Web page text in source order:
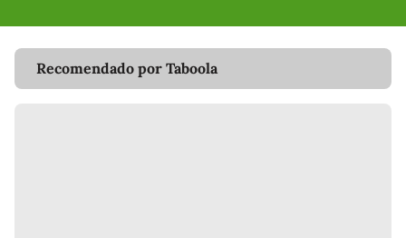
Recomendado por Taboola